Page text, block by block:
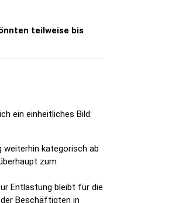
teilweise bis
ein einheitliches Bild:
weiterhin kategorisch ab
zum
Entlastung bleibt für die
Beschäftigten in